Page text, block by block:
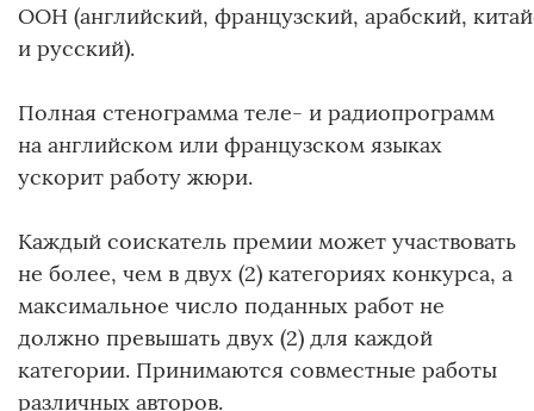
ООН (английский, французский, арабский,
и русский).
Полная стенограмма теле- и радиопрограмм
на английском или французском языках
ускорит работу жюри.
Каждый соискатель премии может участвовать
не более, чем в двух (2) категориях конкурса, а
максимальное число поданных работ не
должно превышать двух (2) для каждой
категории. Принимаются совместные работы
различных авторов.